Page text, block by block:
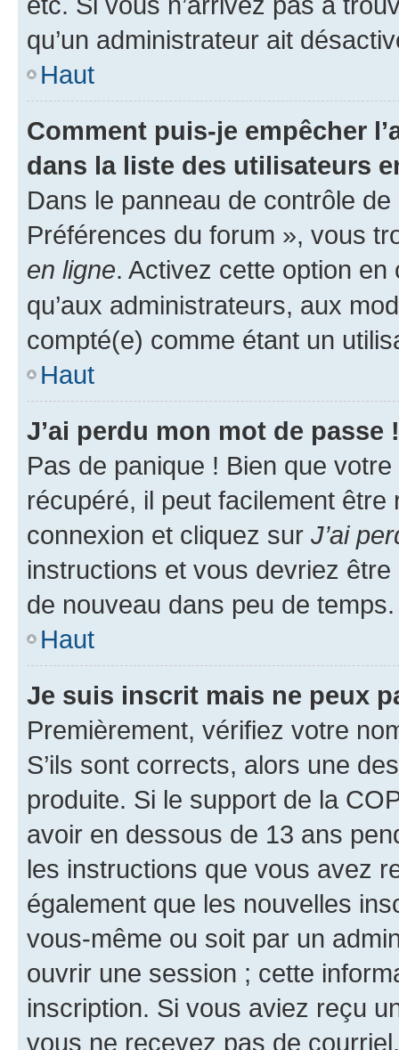
qu’un administrateur ait
Haut
Comment puis-je empêcher
dans la liste des utilisateurs
Dans le panneau de contrôle
Préférences du forum », vous
en ligne. Activez cette option
qu’aux administrateurs, aux
compté(e) comme étant un
Haut
J’ai perdu mon mot de passe !
Pas de panique ! Bien que
récupéré, il peut facilement
connexion et cliquez sur J’ai
instructions et vous devriez
de nouveau dans peu de temps.
Haut
Je suis inscrit mais ne peux
Premièrement, vérifiez votre
S’ils sont corrects, alors une
produite. Si le support de la
avoir en dessous de 13 ans
les instructions que vous avez
également que les nouvelles
vous-même ou soit par un
ouvrir une session ; cette
inscription. Si vous aviez reçu
vous ne recevez pas de